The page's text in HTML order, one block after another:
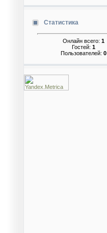
Статистика
Онлайн всего: 1
Гостей: 1
Пользователей: 0